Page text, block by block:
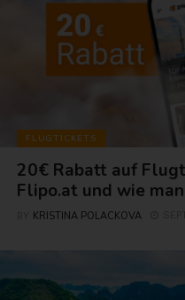
FLUGTICKETS
20€ Rabatt auf
Flipo.at und wie
KRISTINA POLACKOVA